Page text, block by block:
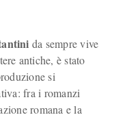
da sempre vive
antiche, è stato
si
fra i romanzi
romana e la